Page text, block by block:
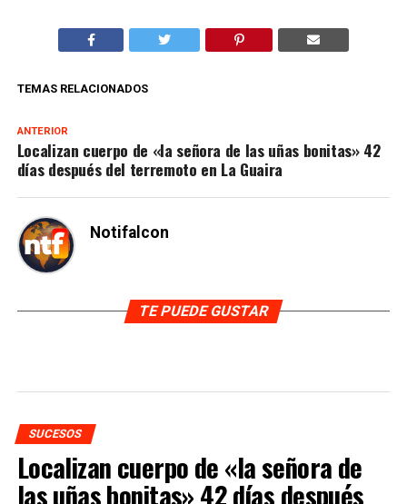
TEMAS RELACIONADOS
ANTERIOR
Localizan cuerpo de «la señora de las uñas bonitas» 42
días después del terremoto en La Guaira
Notifalcon
TE PUEDE GUSTAR
SUCESOS
Localizan cuerpo de «la señora de
las uñas bonitas» 42 días después